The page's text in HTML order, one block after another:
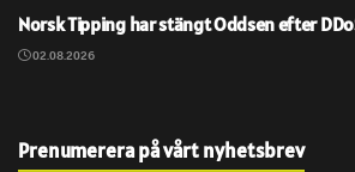
Norsk Tipping har stängt Oddsen efter
02.08.2026
Prenumerera på vårt nyhetsbrev